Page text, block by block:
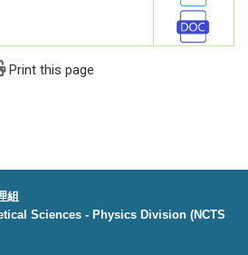
Print this page
組
Sciences - Physics Division (NCTS